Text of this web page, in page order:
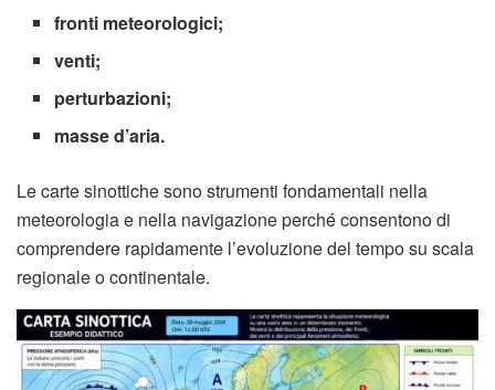
fronti meteorologici;
venti;
perturbazioni;
masse d’aria.
Le carte sinottiche sono strumenti fondamentali nella
meteorologia e nella navigazione perché consentono di
comprendere rapidamente l’evoluzione del tempo su scala
regionale o continentale.